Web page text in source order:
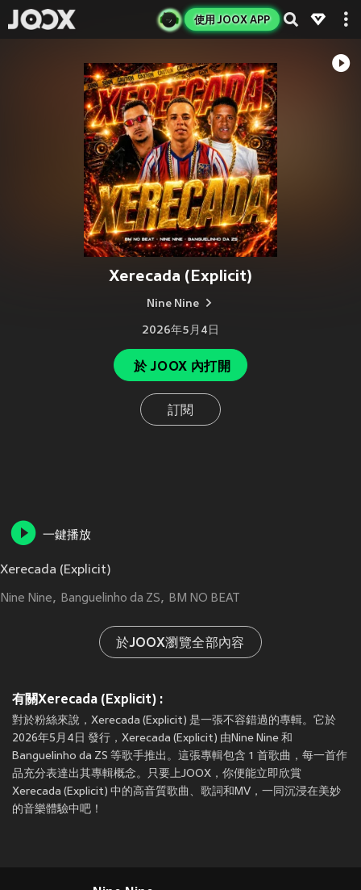
使用 JOOX APP
Xerecada (Explicit)
Nine Nine
2026年5月4日
於 JOOX 內打開
訂閱
一鍵播放
Xerecada (Explicit)
Nine Nine Banguelinho da ZS BM NO BEAT
於JOOX瀏覽全部內容
有關Xerecada (Explicit) :
對於粉絲來說，Xerecada (Explicit) 是一張不容錯過的專輯。它於
2026年5月4日 發行，Xerecada (Explicit) 由Nine Nine 和
Banguelinho da ZS 等歌手推出。這張專輯包含 1 首歌曲，每一首作
品充分表達出其專輯概念。只要上JOOX，你便能立即欣賞
Xerecada (Explicit) 中的高音質歌曲、歌詞和MV，一同沉浸在美妙
的音樂體驗中吧！